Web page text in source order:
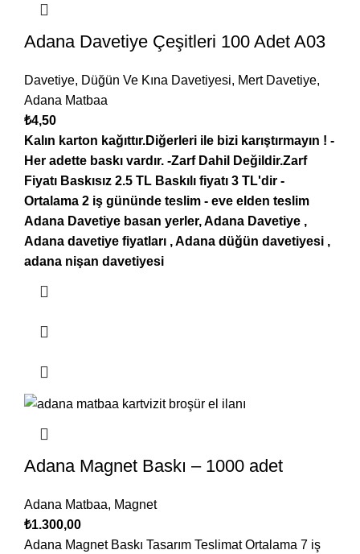
Adana Davetiye Çeşitleri 100 Adet A03
Davetiye, Düğün Ve Kına Davetiyesi, Mert Davetiye,
Adana Matbaa
₺4,50
Kalın karton kağıttır.Diğerleri ile bizi karıştırmayın ! -
Her adette baskı vardır. -Zarf Dahil Değildir.Zarf
Fiyatı Baskısız 2.5 TL Baskılı fiyatı 3 TL'dir -
Ortalama 2 iş gününde teslim - eve elden teslim
Adana Davetiye basan yerler, Adana Davetiye ,
Adana davetiye fiyatları , Adana düğün davetiyesi ,
adana nişan davetiyesi
Adana Magnet Baskı – 1000 adet
Adana Matbaa, Magnet
₺1.300,00
Adana Magnet Baskı Tasarım Teslimat Ortalama 7 iş